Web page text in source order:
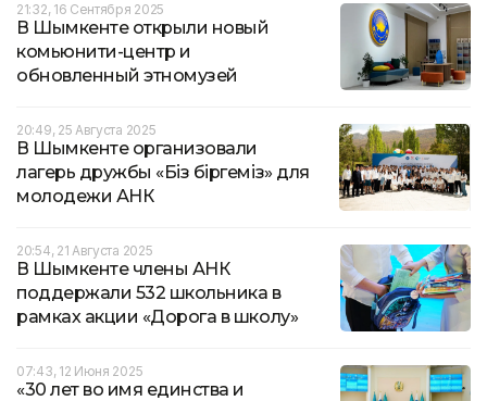
21:32, 16 Сентября 2025
В Шымкенте открыли новый
комьюнити-центр и
обновленный этномузей
20:49, 25 Августа 2025
В Шымкенте организовали
лагерь дружбы «Біз біргеміз» для
молодежи АНК
20:54, 21 Августа 2025
В Шымкенте члены АНК
поддержали 532 школьника в
рамках акции «Дорога в школу»
07:43, 12 Июня 2025
«30 лет во имя единства и